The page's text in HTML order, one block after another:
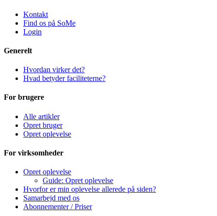
Kontakt
Find os på SoMe
Login
Generelt
Hvordan virker det?
Hvad betyder faciliteterne?
For brugere
Alle artikler
Opret bruger
Opret oplevelse
For virksomheder
Opret oplevelse
Guide: Opret oplevelse
Hvorfor er min oplevelse allerede på siden?
Samarbejd med os
Abonnementer / Priser